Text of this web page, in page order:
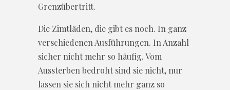
Grenzübertritt.
Die Zimtläden, die gibt es noch. In ganz
verschiedenen Ausführungen. In Anzahl
sicher nicht mehr so häufig. Vom
Aussterben bedroht sind sie nicht, nur
lassen sie sich nicht mehr ganz so